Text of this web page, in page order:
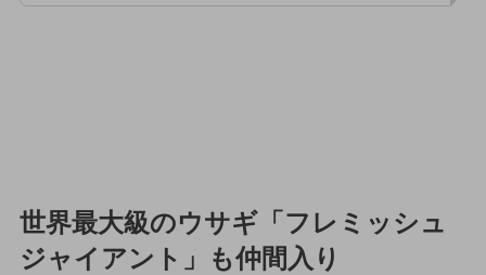
世界最大級のウサギ「フレミッシュ
ジャイアント」も仲間入り